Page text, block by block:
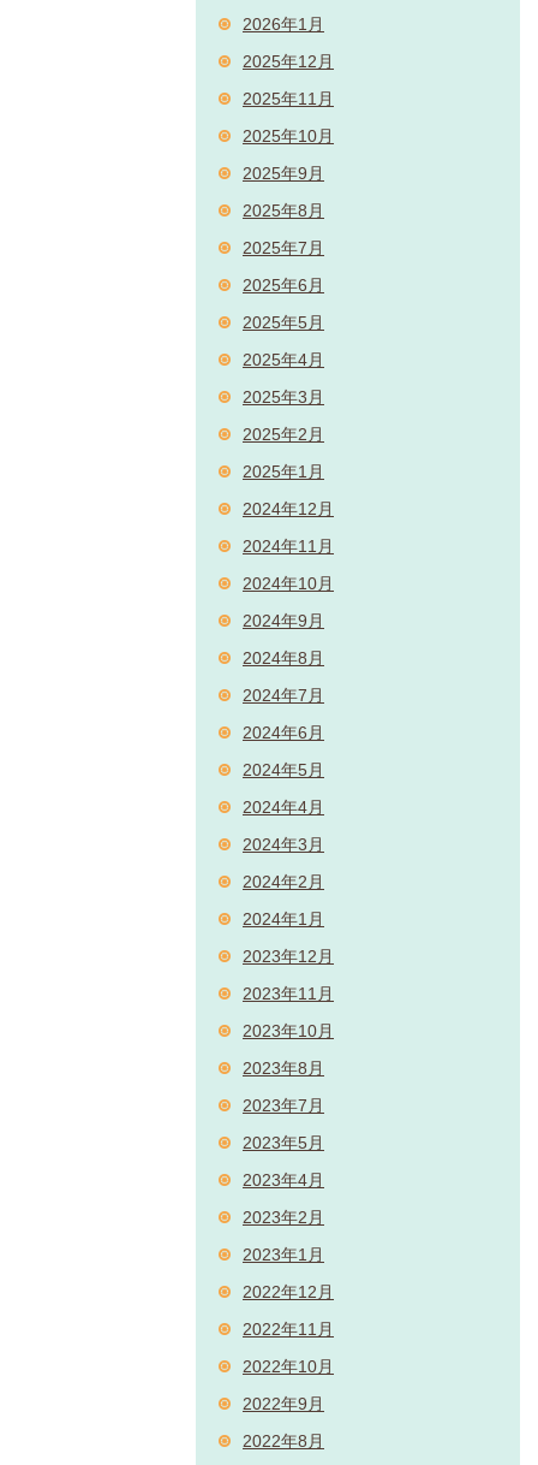
2026年1月
2025年12月
2025年11月
2025年10月
2025年9月
2025年8月
2025年7月
2025年6月
2025年5月
2025年4月
2025年3月
2025年2月
2025年1月
2024年12月
2024年11月
2024年10月
2024年9月
2024年8月
2024年7月
2024年6月
2024年5月
2024年4月
2024年3月
2024年2月
2024年1月
2023年12月
2023年11月
2023年10月
2023年8月
2023年7月
2023年5月
2023年4月
2023年2月
2023年1月
2022年12月
2022年11月
2022年10月
2022年9月
2022年8月